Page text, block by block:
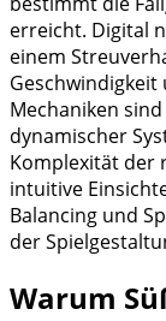
erreicht. Digital
einem
Geschwindigkeit
Mechaniken
dynamischer
Komplexität der
intuitive
Balancing und
der
Warum